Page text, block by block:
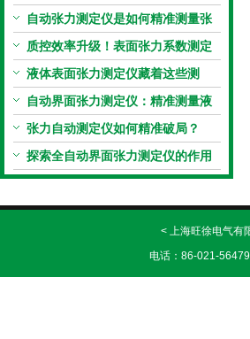
自动张力测定仪是如何精准测量张
力的？
质控效率升级！表面张力系数测定
仪真香警告
液体表面张力测定仪藏着这些测
定“小窍门”
自动界面张力测定仪：精准测量液
体界面张力的关键设备
张力自动测定仪如何精准破局？
探索全自动界面张力测定仪的作用
< 上海旺徐电气有
电话：86-021-